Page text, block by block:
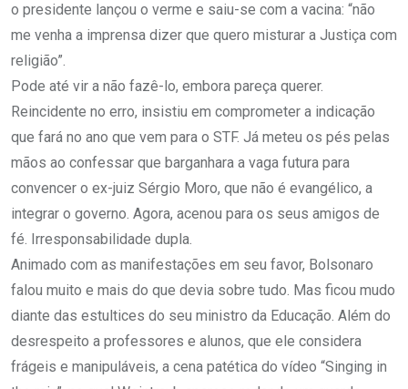
o presidente lançou o verme e saiu-se com a vacina: “não
me venha a imprensa dizer que quero misturar a Justiça com
religião”.
Pode até vir a não fazê-lo, embora pareça querer.
Reincidente no erro, insistiu em comprometer a indicação
que fará no ano que vem para o STF. Já meteu os pés pelas
mãos ao confessar que barganhara a vaga futura para
convencer o ex-juiz Sérgio Moro, que não é evangélico, a
integrar o governo. Agora, acenou para os seus amigos de
fé. Irresponsabilidade dupla.
Animado com as manifestações em seu favor, Bolsonaro
falou muito e mais do que devia sobre tudo. Mas ficou mudo
diante das estultices do seu ministro da Educação. Além do
desrespeito a professores e alunos, que ele considera
frágeis e manipuláveis, a cena patética do vídeo “Singing in